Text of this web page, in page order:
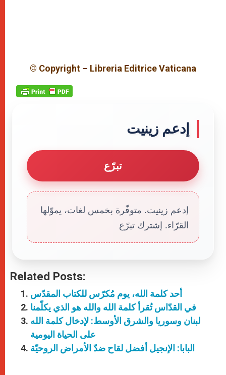
© Copyright – Libreria Editrice Vaticana
إدعم زينيت
تبرّع
إدعم زينيت. متوفّرة بخمس لغات، يموّلها
القرّاء. إشترك تبرّع
Related Posts:
أحد كلمة الله، يوم مُكرّس للكتاب المقدّس
في القدّاس تُقرأ كلمة الله والله هو الذي يكلّمنا
لبنان وسوريا والشرق الأوسط: لإدخال كلمة الله
على الحياة اليومية
البابا: الإنجيل أفضل لقاح ضدّ الأمراض الروحيّة